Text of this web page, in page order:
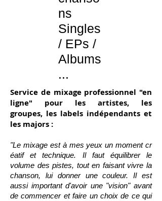
ns
Singles
/ EPs /
Albums
...
Service de mixage professionnel "en
ligne" pour les artistes, les
groupes, les labels indépendants et
les majors :
"Le mixage est à mes yeux un moment cr
éatif et technique. Il faut équilibrer le
volume des pistes, tout en faisant vivre la
chanson, lui donner une couleur. Il est
aussi important d'avoir une "vision" avant
de commencer et faire un choix de ce qui